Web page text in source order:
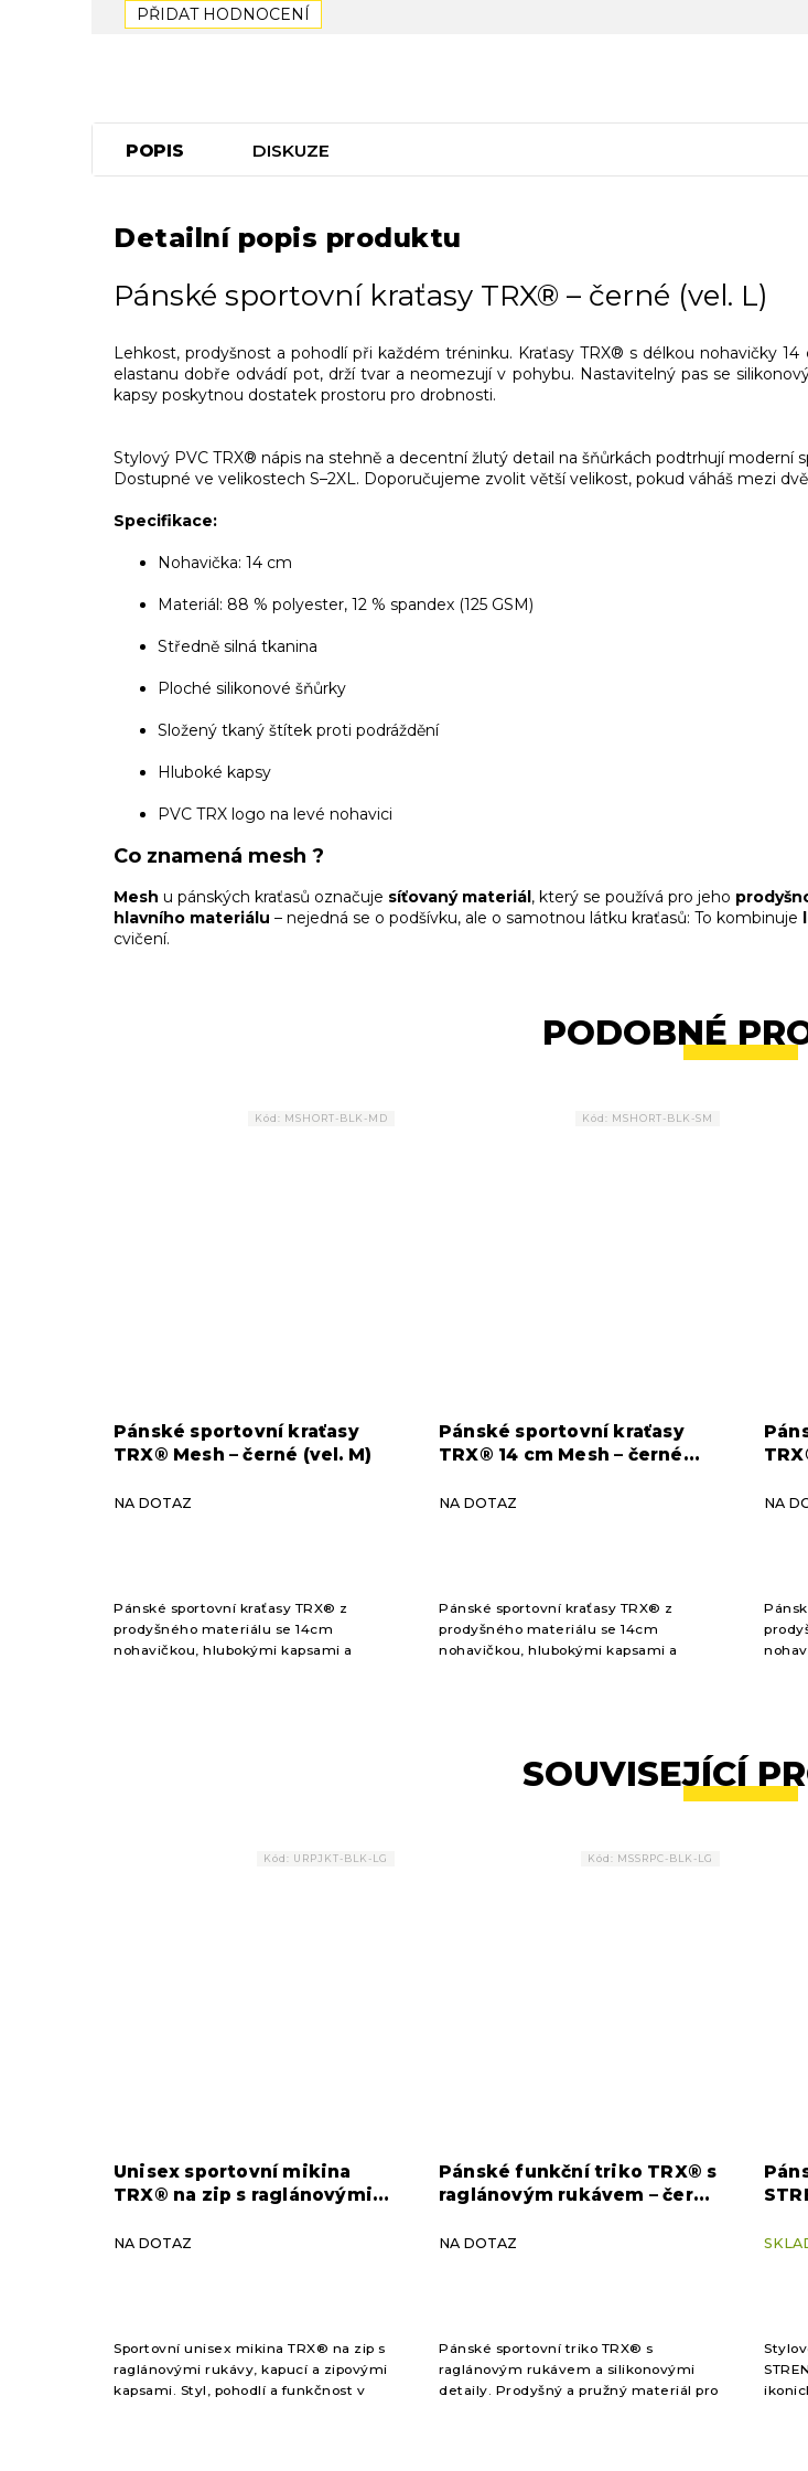
PŘIDAT HODNOCENÍ
POPIS DISKUZE
Detailní popis produktu
Pánské sportovní kraťasy TRX® – černé (vel. L)
Lehkost, prodyšnost a pohodlí při každém tréninku. Kraťasy TRX® s délkou nohavičky
elastanu dobře odvádí pot, drží tvar a neomezují v pohybu. Nastavitelný pas se
kapsy poskytnou dostatek prostoru pro drobnosti.
Stylový PVC TRX® nápis na stehně a decentní žlutý detail na šňůrkách podtrhují moderní
Dostupné ve velikostech S–2XL. Doporučujeme zvolit větší velikost, pokud váháš mezi
Specifikace:
Nohavička: 14 cm
Materiál: 88 % polyester, 12 % spandex (125 GSM)
Středně silná tkanina
Ploché silikonové šňůrky
Složený tkaný štítek proti podráždění
Hluboké kapsy
PVC TRX logo na levé nohavici
Co znamená mesh ?
Mesh u pánských kraťasů označuje síťovaný materiál, který se používá pro jeho
hlavního materiálu – nejedná se o podšívku, ale o samotnou látku kraťasů: To kombinuje
cvičení.
PODOBNÉ
Pánské sportovní kraťasy
TRX® Mesh – černé (vel. M)
NA DOTAZ
Pánské sportovní kraťasy TRX® z
prodyšného materiálu se 14cm
nohavičkou, hlubokými kapsami a
Kód: MSHORT-BLK-MD
Pánské sportovní kraťasy
TRX® 14 cm Mesh – černé
NA DOTAZ
Pánské sportovní kraťasy TRX® z
prodyšného materiálu se 14cm
nohavičkou, hlubokými kapsami a
Kód: MSHORT-BLK-SM
NA
SOUVISEJÍCÍ
Unisex sportovní mikina
TRX® na zip s raglánovými
NA DOTAZ
Sportovní unisex mikina TRX® na zip s
raglánovými rukávy, kapucí a zipovými
kapsami. Styl, pohodlí a funkčnost v
Kód: URPJKT-BLK-LG
Pánské funkční triko TRX® s
raglánovým rukávem – černé
NA DOTAZ
Pánské sportovní triko TRX® s
raglánovým rukávem a silikonovými
detaily. Prodyšný a pružný materiál pro
Kód: MSSRPC-BLK-LG